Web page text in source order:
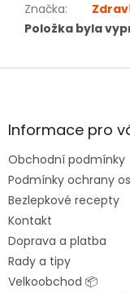
Značka:
Položka byla
Z
aInformace pro
Obchodní podmínky
Podmínky ochrany
Bezlepkové recepty
Kontakt
Doprava a platba
Rady a tipy
Velkoobchod 📦